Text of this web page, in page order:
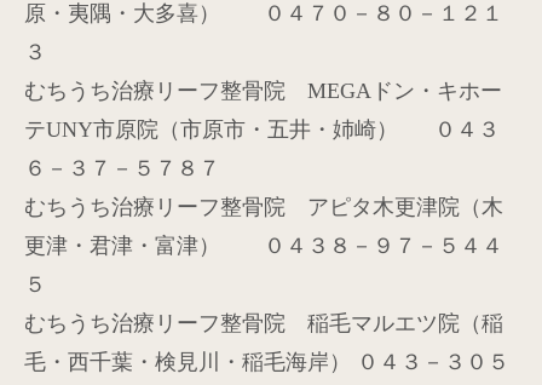
原・夷隅・大多喜） ０４７０－８０－１２１
３
むちうち治療リーフ整骨院 MEGA ドン・キホー
テUNY市原院（市原市・五井・姉崎）
０４３
６－３７－５７８７
むちうち治療リーフ整骨院 アピタ木更津院（木
更津・君津・富津） ０４３８－９７－５４４
５
むちうち治療リーフ整骨院 稲毛マルエツ院（稲
毛・西千葉・検見川・稲毛海岸） ０４３－３０５